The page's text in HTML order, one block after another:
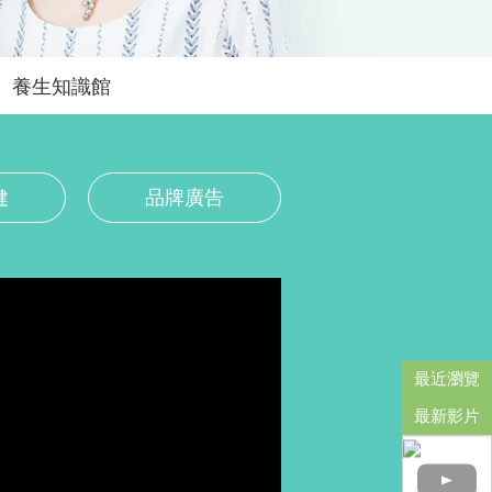
養生知識館
品牌廣告
最近瀏覽
最新影片